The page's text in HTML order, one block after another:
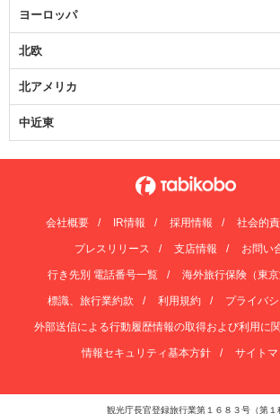
ヨーロッパ
北欧
北アメリカ
中近東
会社概要 IR情報 採用情報 社会的
プレスリリース 支店情報 お問い
行き先別 電話番号一覧 海外旅行保険（東京
標識、旅行業約款 利用規約 プライバ
外部送信による行動履歴情報の取得および利用に
情報セキュリティ基本方針 サイト
観光庁長官登録旅行業第１６８３号（第１